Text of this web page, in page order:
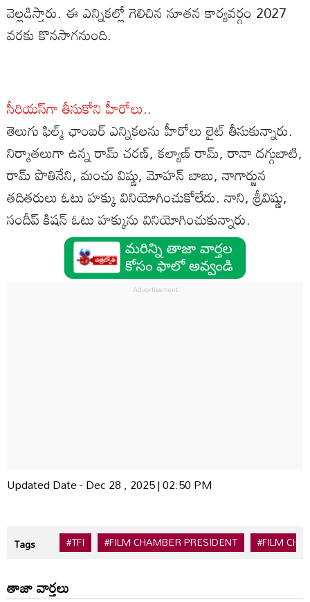
వెల్లడిస్తారు. ఈ ఎన్నికల్లో గెలిచిన నూతన కార్యవర్గం 2027
వరకు కొనసాగనుంది.
సీరియస్‌గా తీసుకోని హీరోలు..
తెలుగు ఫిల్మ్‌ ఛాంబర్‌ ఎన్నికలను హీరోలు లైట్‌ తీసుకున్నారు.
నిర్మాతలుగా ఉన్న రామ్‌ చరణ్‌, కల్యాణ్‌ రామ్‌, రానా దగ్గుబాటి,
రామ్‌ పొతినేని, మంచు విష్ణు, మోహన్‌ బాబు, నాగార్జున
తదితరులు ఓటు హక్కు వినియోగించుకోలేదు. నాని, శ్రీవిష్ణు,
సందీప్‌ కిషన్‌ ఓటు హక్కును వినియోగించుకున్నారు.
Updated Date - Dec 28 , 2025 | 02:50 PM
Tags #TFI #FILM CHAMBER PRESIDENT #FILM
తాజా వార్తలు